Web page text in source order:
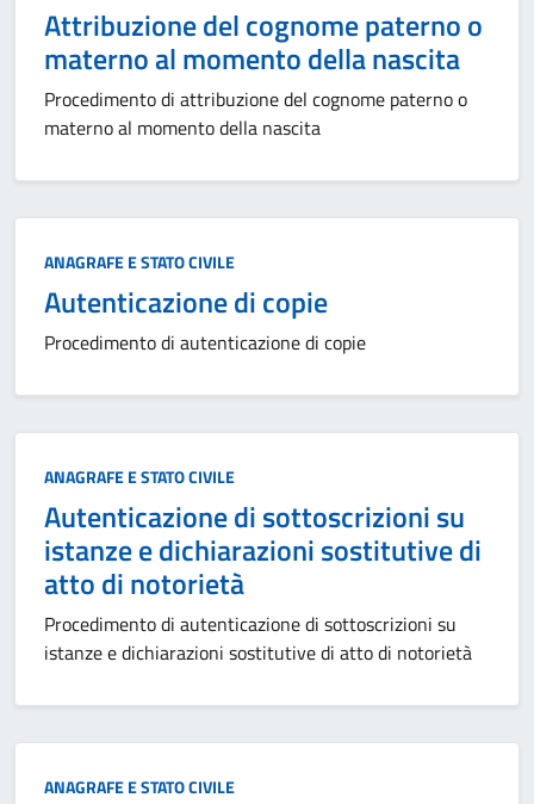
Attribuzione del cognome paterno o
materno al momento della nascita
Procedimento di attribuzione del cognome paterno o
materno al momento della nascita
Categoria:
ANAGRAFE E STATO CIVILE
Autenticazione di copie
Procedimento di autenticazione di copie
Categoria:
ANAGRAFE E STATO CIVILE
Autenticazione di sottoscrizioni su
istanze e dichiarazioni sostitutive di
atto di notorietà
Procedimento di autenticazione di sottoscrizioni su
istanze e dichiarazioni sostitutive di atto di notorietà
Categoria:
ANAGRAFE E STATO CIVILE